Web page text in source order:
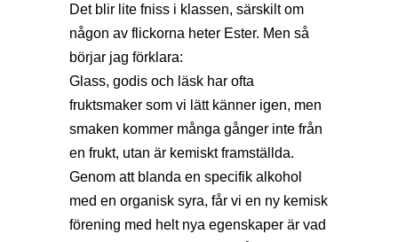
Det blir lite fniss i klassen, särskilt om
någon av flickorna heter Ester. Men så
börjar jag förklara:
Glass, godis och läsk har ofta
fruktsmaker som vi lätt känner igen, men
smaken kommer många gånger inte från
en frukt, utan är kemiskt framställda.
Genom att blanda en specifik alkohol
med en organisk syra, får vi en ny kemisk
förening med helt nya egenskaper är vad